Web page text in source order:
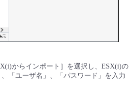
からインポート］を選択し、ESX(i)の
「ユーザ名」、「パスワード」を入力